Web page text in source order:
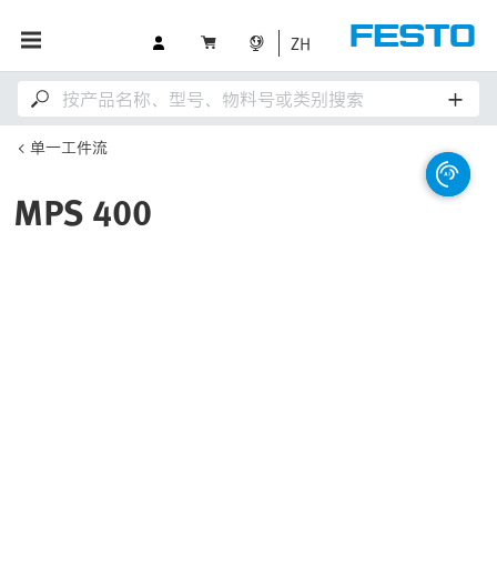
ZH
单一工件流
MPS 400